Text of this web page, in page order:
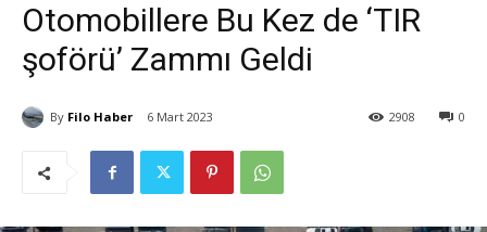
Otomobillere Bu Kez de ‘TIR
şoförü’ Zammı Geldi
By Filo Haber 6 Mart 2023 0
2908